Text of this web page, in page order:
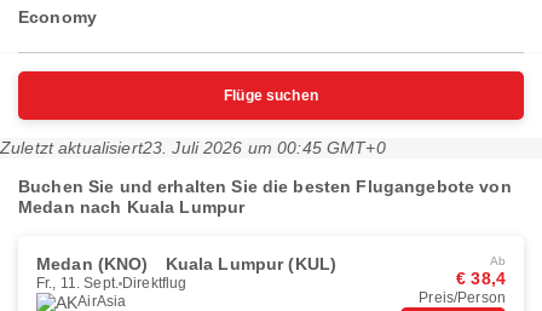
Economy
Flüge suchen
Zuletzt aktualisiert23. Juli 2026 um 00:45 GMT+0
Buchen Sie und erhalten Sie die besten Flugangebote von
Medan nach Kuala Lumpur
Medan (KNO) Kuala Lumpur (KUL)
Fr., 11. Sept. Direktflug
AirAsia
Ab
€ 38,4
Preis/Person